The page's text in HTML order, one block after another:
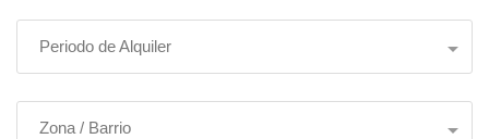
Periodo de Alquiler
Zona / Barrio